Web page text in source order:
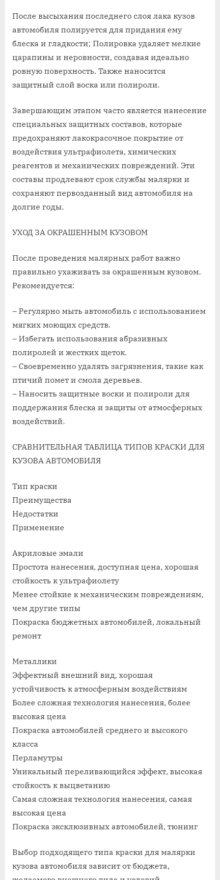
После высыхания последнего слоя лака кузов
автомобиля полируется для придания ему
блеска и гладкости; Полировка удаляет мелкие
царапины и неровности, создавая идеально
ровную поверхность. Также наносится
защитный слой воска или полироли.
Завершающим этапом часто является нанесение
специальных защитных составов, которые
предохраняют лакокрасочное покрытие от
воздействия ультрафиолета, химических
реагентов и механических повреждений. Эти
составы продлевают срок службы малярки и
сохраняют первозданный вид автомобиля на
долгие годы.
УХОД ЗА ОКРАШЕННЫМ КУЗОВОМ
После проведения малярных работ важно
правильно ухаживать за окрашенным кузовом.
Рекомендуется:
– Регулярно мыть автомобиль с использованием
мягких моющих средств.
– Избегать использования абразивных
полиролей и жестких щеток.
– Своевременно удалять загрязнения, такие как
птичий помет и смола деревьев.
– Наносить защитные воски и полироли для
поддержания блеска и защиты от атмосферных
воздействий.
СРАВНИТЕЛЬНАЯ ТАБЛИЦА ТИПОВ КРАСКИ ДЛЯ
КУЗОВА АВТОМОБИЛЯ
Тип краски
Преимущества
Недостатки
Применение
Акриловые эмали
Простота нанесения, доступная цена, хорошая
стойкость к ультрафиолету
Менее стойкие к механическим повреждениям,
чем другие типы
Покраска бюджетных автомобилей, локальный
ремонт
Металлики
Эффектный внешний вид, хорошая
устойчивость к атмосферным воздействиям
Более сложная технология нанесения, более
высокая цена
Покраска автомобилей среднего и высокого
класса
Перламутры
Уникальный переливающийся эффект, высокая
стойкость к выцветанию
Самая сложная технология нанесения, самая
высокая цена
Покраска эксклюзивных автомобилей, тюнинг
Выбор подходящего типа краски для малярки
кузова автомобиля зависит от бюджета,